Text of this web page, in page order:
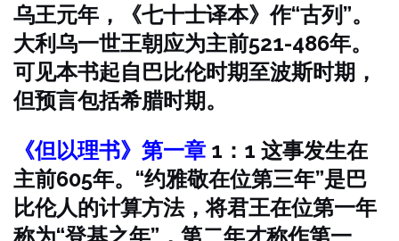
乌王元年，《七十士译本》作“古列”。
大利乌一世王朝应为主前521-486年。
可见本书起自巴比伦时期至波斯时期，
但预言包括希腊时期。
《但以理书》第一章 1：1 这事发生在
主前605年。“约雅敬在位第三年”是巴
比伦人的计算方法，将君王在位第一年